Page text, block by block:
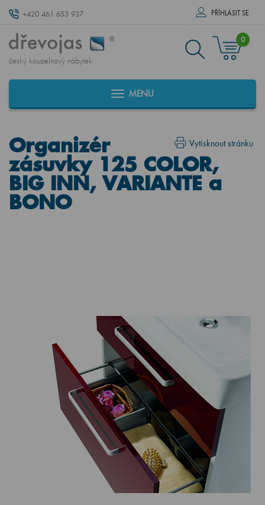
+420 461 653 937 PŘÍHLÁSIT SE
český koupelnový nábytek
0
MENU
Vytisknout stránku
Organizér
zásuvky 125 COLOR,
BIG INN, VARIANTE a
BONO